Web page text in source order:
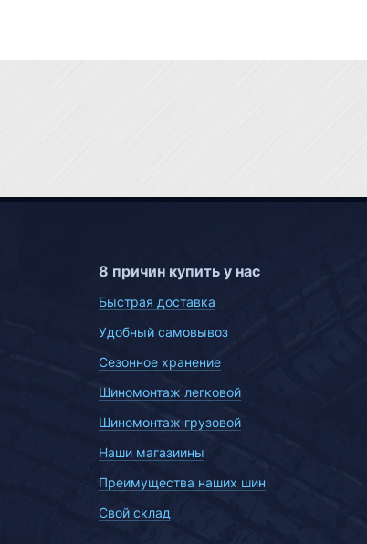
8 причин купить у нас
Быстрая доставка
Удобный самовывоз
Сезонное хранение
Шиномонтаж легковой
Шиномонтаж грузовой
Наши магазиины
Преимущества наших шин
Свой склад